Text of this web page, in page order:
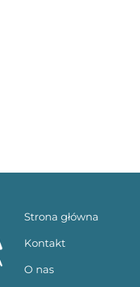
Strona główna
Kontakt
O nas